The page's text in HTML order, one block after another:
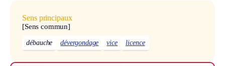
Sens principaux
[Sens commun]
débauche dévergondage vice licence